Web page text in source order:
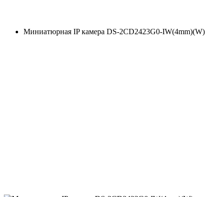
Миниатюрная IP камера DS-2CD2423G0-IW(4mm)(W)